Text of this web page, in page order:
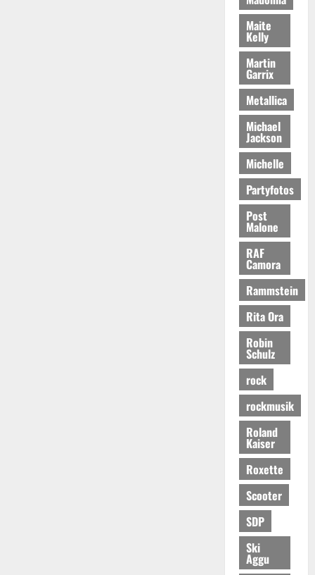
Maite
Kelly
Martin
Garrix
Metallica
Michael
Jackson
Michelle
Partyfotos
Post
Malone
RAF
Camora
Rammstein
Rita Ora
Robin
Schulz
rock
rockmusik
Roland
Kaiser
Roxette
Scooter
SDP
Ski
Aggu